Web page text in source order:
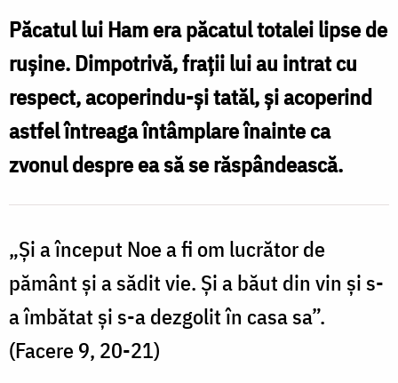
vița
de
vie
Păcatul lui Ham era păcatul totalei lipse de
ruşine. Dimpotrivă, fraţii lui au intrat cu
respect, acoperindu-şi tatăl, şi acoperind
astfel întreaga întâmplare înainte ca
zvonul despre ea să se răspândească.
„Şi a început Noe a fi om lucrător de
pământ şi a sădit vie. Şi a băut din vin şi s-
a îmbătat şi s-a dezgolit în casa sa”.
(Facere 9, 20-21)